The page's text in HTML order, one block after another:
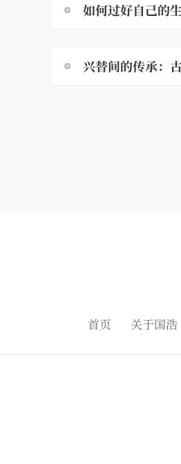
如何过好自己的
兴替间的传承：
首页 关于国浩